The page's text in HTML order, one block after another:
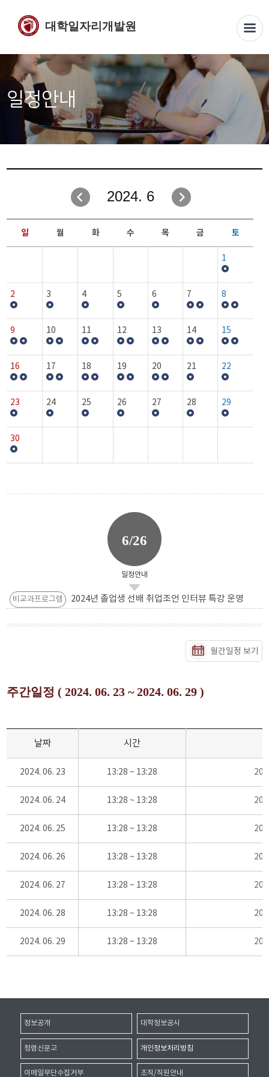
대학일자리개발원
일정안내
2024. 6
일 월 화 수 목 금 토
1
2 3 4 5 6 7 8
9 10 11 12 13 14 15
16 17 18 19 20 21 22
23 24 25 26 27 28 29
30
6/26
일정안내
비교과프로그램 2024년 졸업생 선배 취업조언 인터뷰 특강 운영
월간일정 보기
주간일정 ( 2024. 06. 23 ~ 2024. 06. 29 )
날짜 시간
2024. 06. 23 13:28 ~ 13:28
2024. 06. 24 13:28 ~ 13:28
2024. 06. 25 13:28 ~ 13:28
2024. 06. 26 13:28 ~ 13:28
2024. 06. 27 13:28 ~ 13:28
2024. 06. 28 13:28 ~ 13:28
2024. 06. 29 13:28 ~ 13:28
정보공개 대학정보공시
청렴신문고 개인정보처리방침
이메일무단수집거부 조직/직원안내